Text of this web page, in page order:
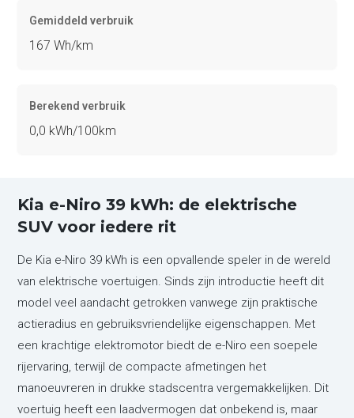
Gemiddeld verbruik
167 Wh/km
Berekend verbruik
0,0 kWh/100km
Kia e-Niro 39 kWh: de elektrische
SUV voor iedere rit
De Kia e-Niro 39 kWh is een opvallende speler in de wereld
van elektrische voertuigen. Sinds zijn introductie heeft dit
model veel aandacht getrokken vanwege zijn praktische
actieradius en gebruiksvriendelijke eigenschappen. Met
een krachtige elektromotor biedt de e-Niro een soepele
rijervaring, terwijl de compacte afmetingen het
manoeuvreren in drukke stadscentra vergemakkelijken. Dit
voertuig heeft een laadvermogen dat onbekend is, maar